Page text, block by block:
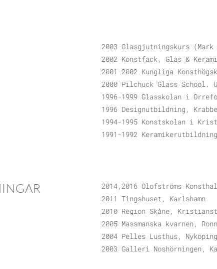
2003 Glasgjutningskurs (Mark
2002 Konstfack, Glas &
2001-2002 Kungliga
2000 Pilchuck Glass School.
1996-1999 Glasskolan i
1996 Designutbildning,
1994-1995 Konstskolan i
1991-1992
2014,2016 Olofströms
2011 Tingshuset, Karlshamn
2010 Region Skåne,
2005 Massmanska kvarnen,
2004 Pelles Lusthus,
2003 Galleri Noshörningen,